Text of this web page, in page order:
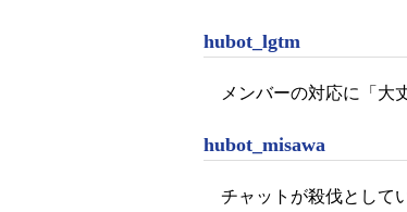
hubot_lgtm
メンバーの対応に「大
hubot_misawa
チャットが殺伐として